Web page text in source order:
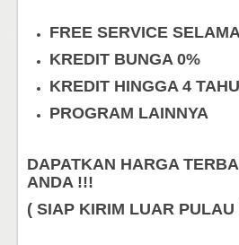
FREE SERVICE
KREDIT BUNGA 0%
KREDIT HINGGA 4
PROGRAM LAINNYA
DAPATKAN HARGA
ANDA !!!
( SIAP KIRIM LUAR PULAU